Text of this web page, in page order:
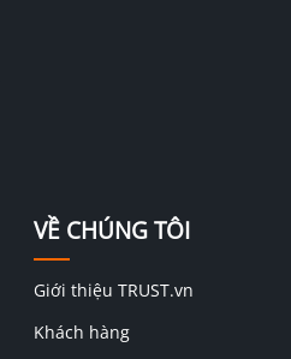
VỀ CHÚNG TÔI
Giới thiệu TRUST.vn
Khách hàng